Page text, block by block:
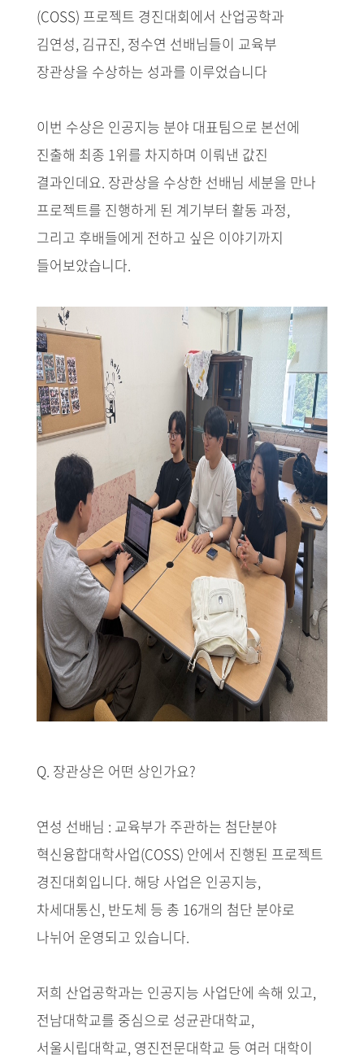
(COSS) 프로젝트 경진대회에서 산업공학과
김연성, 김규진, 정수연 선배님들이 교육부
장관상을 수상하는 성과를 이루었습니다
이번 수상은 인공지능 분야 대표팀으로 본선에
진출해 최종 1위를 차지하며 이뤄낸 값진
결과인데요. 장관상을 수상한 선배님 세분을 만나
프로젝트를 진행하게 된 계기부터 활동 과정,
그리고 후배들에게 전하고 싶은 이야기까지
들어보았습니다.
Q. 장관상은 어떤 상인가요?
연성 선배님 : 교육부가 주관하는 첨단분야
혁신융합대학사업(COSS) 안에서 진행된 프로젝트
경진대회입니다. 해당 사업은 인공지능,
차세대통신, 반도체 등 총 16개의 첨단 분야로
나뉘어 운영되고 있습니다.
저희 산업공학과는 인공지능 사업단에 속해 있고,
전남대학교를 중심으로 성균관대학교,
서울시립대학교, 영진전문대학교 등 여러 대학이